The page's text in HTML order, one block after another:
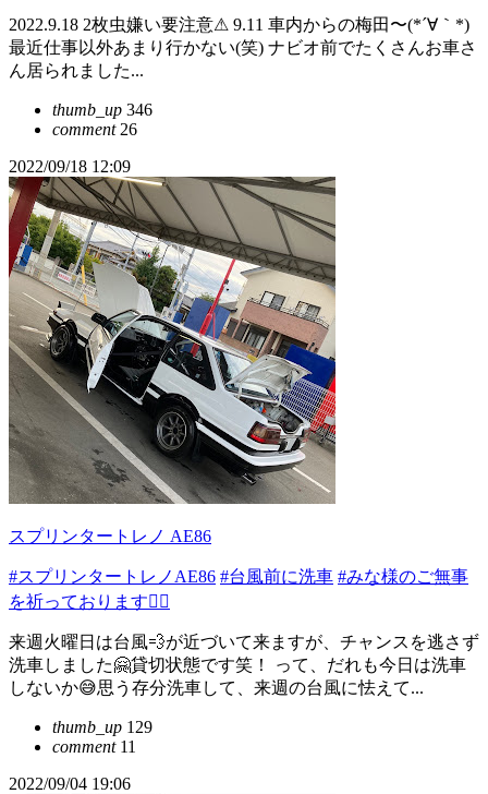
2022.9.18 2枚虫嫌い要注意⚠ 9.11 車内からの梅田〜(*´∀｀*)
最近仕事以外あまり行かない(笑) ナビオ前でたくさんお車さ
ん居られました...
thumb_up 346
comment26
2022/09/18 12:09
スプリンタートレノ AE86
#スプリンタートレノAE86 #台風前に洗車 #みな様のご無事
を祈っております🙇‍♂️
来週火曜日は台風💨が近づいて来ますが、チャンスを逃さず
洗車しました🤗貸切状態です笑！ って、だれも今日は洗車
しないか😅思う存分洗車して、来週の台風に怯えて...
thumb_up 129
comment11
2022/09/04 19:06